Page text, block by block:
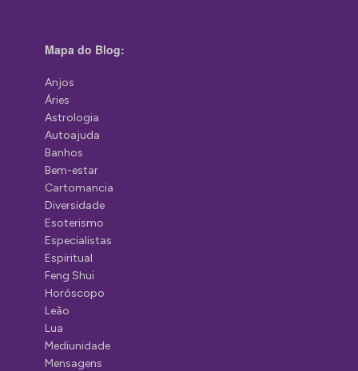
Mapa do Blog:
Anjos
Áries
Astrologia
Autoajuda
Banhos
Bem-estar
Cartomancia
Diversidade
Esoterismo
Especialistas
Espiritual
Feng Shui
Horóscopo
Leão
Lua
Mediunidade
Mensagens